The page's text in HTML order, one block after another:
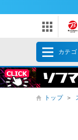
カテ
トップ ＞